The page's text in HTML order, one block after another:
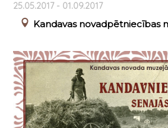
25.05.2017 - 01.09.2017
Kandavas novadpētniecības